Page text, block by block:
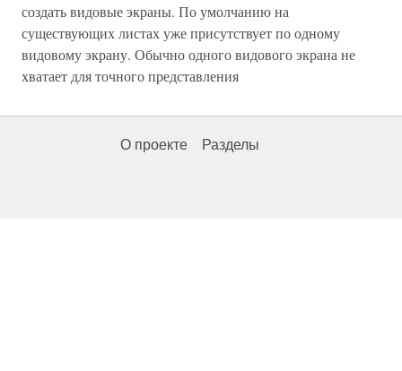
создать видовые экраны. По умолчанию на
существующих листах уже присутствует по одному
видовому экрану. Обычно одного видового экрана не
хватает для точного представления
О проекте Разделы